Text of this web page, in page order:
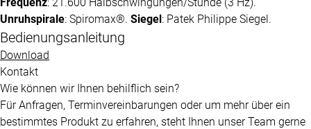
Unruhspirale: Spiromax®. Siegel: Patek Philippe Siegel.
Bedienungsanleitung
Download
Kontakt
Wie können wir Ihnen behilflich sein?
Für Anfragen, Terminvereinbarungen oder um mehr über ein
bestimmtes Produkt zu erfahren, steht Ihnen unser Team gerne